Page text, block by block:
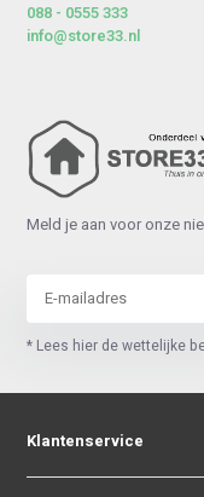
088 - 0555 333
info@store33.nl
Meld je aan voor onze
* Lees hier de wettelijke
Klantenservice